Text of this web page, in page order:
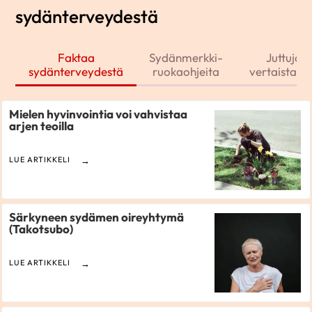
sydänterveydestä
Faktaa
sydänterveydestä
Sydänmerkki-
ruokaohjeita
Juttuja
Mielen hyvinvointia voi vahvistaa
arjen teoilla
LUE ARTIKKELI
Särkyneen sydämen oireyhtymä
(Takotsubo)
LUE ARTIKKELI